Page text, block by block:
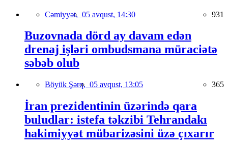
Cəmiyyət, 05 avqust, 14:30 931
Buzovnada dörd ay davam edən
drenaj işləri ombudsmana müraciətə
səbəb olub
Böyük Şərq, 05 avqust, 13:05 365
İran prezidentinin üzərində qara
buludlar: istefa təkzibi Tehrandakı
hakimiyyət mübarizəsini üzə çıxarır